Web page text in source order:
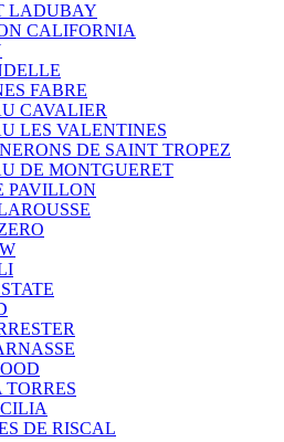
LADUBAY
CALIFORNIA
FABRE
CAVALIER
LES VALENTINES
DE SAINT TROPEZ
DE MONTGUERET
PAVILLON
DE RISCAL